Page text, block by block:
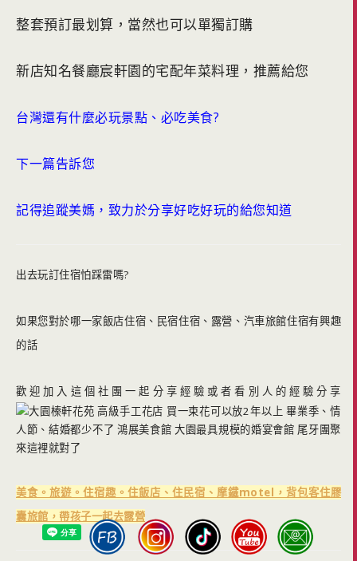
整套預訂最划算，當然也可以單獨訂購
新店知名餐廳宸軒園的宅配年菜料理，推薦給您
台灣還有什麼必玩景點、必吃美食?
下一篇告訴您
記得追蹤美媽，致力於分享好吃好玩的給您知道
出去玩訂住宿怕踩雷嗎?
如果您對於哪一家飯店住宿、民宿住宿、露營、汽車旅館住宿有興趣
的話
歡迎加入這個社團一起分享經驗或者看別人的經驗分享
美食。旅遊。住宿趣。住飯店、住民宿、摩鐵motel，背包客住膠
囊旅館，帶孩子一起去露營